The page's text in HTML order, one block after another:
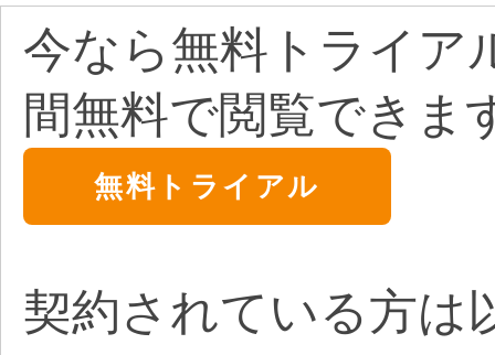
今なら無料トライア
間無料で閲覧できま
無料トライアル
契約されている方は